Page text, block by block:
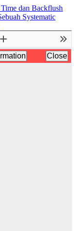
dan Backflush
Systematic